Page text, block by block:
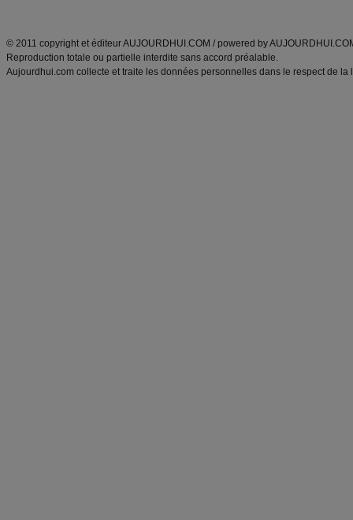
© 2011 copyright et éditeur AUJOURDHUI.COM / powered by
Reproduction totale ou partielle interdite sans accord préalable.
Aujourdhui.com collecte et traite les données personnelles dans le respect de